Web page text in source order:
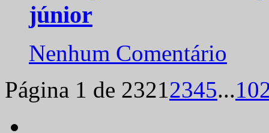
júnior
Nenhum Comentário
Página 1 de 23212345...10